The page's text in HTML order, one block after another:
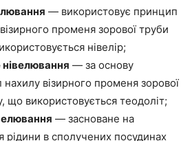
— використовує принцип
променя зорової труби
нівелір;
— за основу
візирного променя зорової
що використовується теодоліт;
— засноване на
рідини в сполучених посудинах